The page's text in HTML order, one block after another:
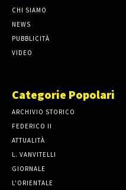
CHI SIAMO
NEWS
PUBBLICITÀ
VIDEO
Categorie Popolari
ARCHIVIO STORICO
FEDERICO II
ATTUALITÀ
L. VANVITELLI
GIORNALE
L'ORIENTALE